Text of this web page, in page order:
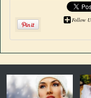
Follow